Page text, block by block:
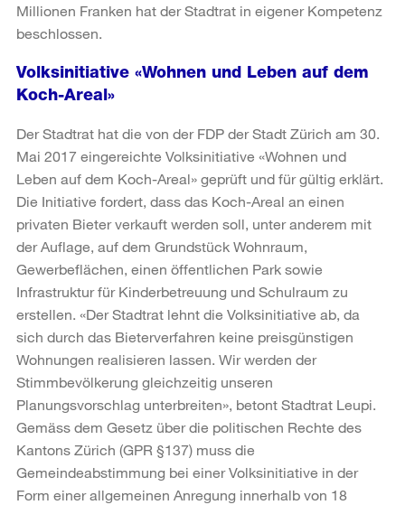
Millionen Franken hat der Stadtrat in eigener Kompetenz
beschlossen.
Volksinitiative «Wohnen und Leben auf dem
Koch-Areal»
Der Stadtrat hat die von der FDP der Stadt Zürich am 30.
Mai 2017 eingereichte Volksinitiative «Wohnen und
Leben auf dem Koch-Areal» geprüft und für gültig erklärt.
Die Initiative fordert, dass das Koch-Areal an einen
privaten Bieter verkauft werden soll, unter anderem mit
der Auflage, auf dem Grundstück Wohnraum,
Gewerbeflächen, einen öffentlichen Park sowie
Infrastruktur für Kinderbetreuung und Schulraum zu
erstellen. «Der Stadtrat lehnt die Volksinitiative ab, da
sich durch das Bieterverfahren keine preisgünstigen
Wohnungen realisieren lassen. Wir werden der
Stimmbevölkerung gleichzeitig unseren
Planungsvorschlag unterbreiten», betont Stadtrat Leupi.
Gemäss dem Gesetz über die politischen Rechte des
Kantons Zürich (GPR §137) muss die
Gemeindeabstimmung bei einer Volksinitiative in der
Form einer allgemeinen Anregung innerhalb von 18